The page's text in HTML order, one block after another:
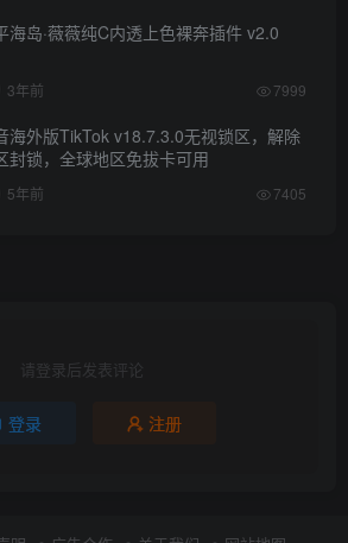
海岛·薇薇纯C内透上色裸奔插件 v2.0
3年前 7999
海外版TikTok v18.7.3.0无视锁区，解除
封锁，全球地区免拔卡可用
5年前 7405
请登录后发表评论
登录 注册